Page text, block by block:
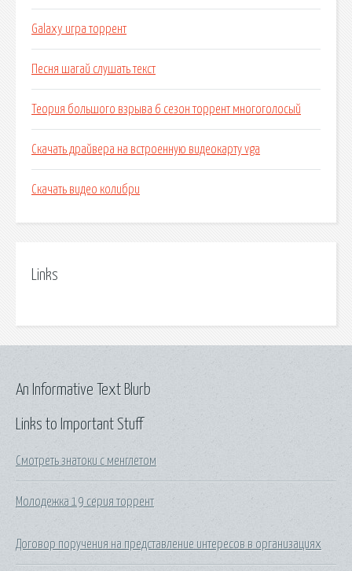
Galaxy игра торрент
Песня шагай слушать текст
Теория большого взрыва 6 сезон торрент многоголосый
Скачать драйвера на встроенную видеокарту vga
Скачать видео колибри
Links
Links to Important Stuff
Смотреть знатоки с менглетом
Молодежка 19 серия торрент
Договор поручения на представление интересов в организациях
An Informative Text Blurb